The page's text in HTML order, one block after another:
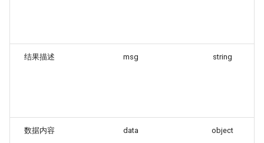
结果描述 msg string
数据内容 data object